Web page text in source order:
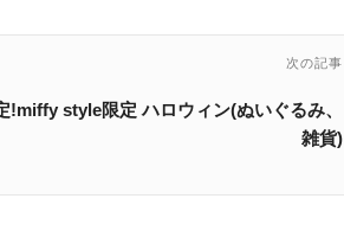
次の記事
!miffy style限定 ハロウィン(ぬいぐるみ、
雑貨)